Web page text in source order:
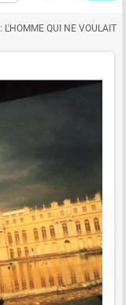
QUI NE VOULAIT